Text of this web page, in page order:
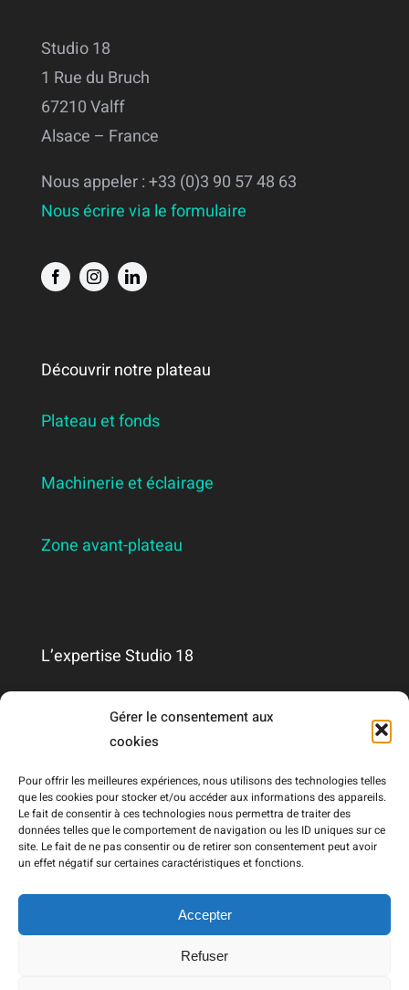
Gérer le consentement aux
cookies
Pour offrir les meilleures expériences, nous utilisons des technologies telles
que les cookies pour stocker et/ou accéder aux informations des appareils.
Le fait de consentir à ces technologies nous permettra de traiter des
données telles que le comportement de navigation ou les ID uniques sur ce
site. Le fait de ne pas consentir ou de retirer son consentement peut avoir
un effet négatif sur certaines caractéristiques et fonctions.
Accepter
Refuser
Studio 18
1 Rue du Bruch
67210 Valff
Alsace – France
Nous appeler : +33 (0)3 90 57 48 63
Nous écrire via le formulaire
Découvrir notre plateau
Plateau et fonds
Machinerie et éclairage
Zone avant-plateau
L’expertise Studio 18
Qui sommes-nous ?
Nous contacter
Mentions légales
RGPD